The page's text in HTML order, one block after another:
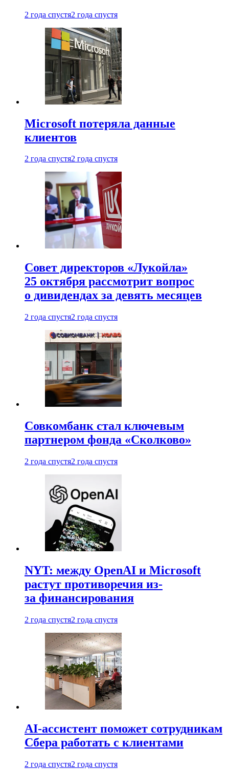
2 года спустя2 года спустя
Microsoft потеряла данные
клиентов
2 года спустя2 года спустя
Совет директоров «Лукойла»
25 октября рассмотрит вопрос
о дивидендах за девять месяцев
2 года спустя2 года спустя
Совкомбанк стал ключевым
партнером фонда «Сколково»
2 года спустя2 года спустя
NYT: между OpenAI и Microsoft
растут противоречия из-
за финансирования
2 года спустя2 года спустя
AI-ассистент поможет сотрудникам
Сбера работать с клиентами
2 года спустя2 года спустя